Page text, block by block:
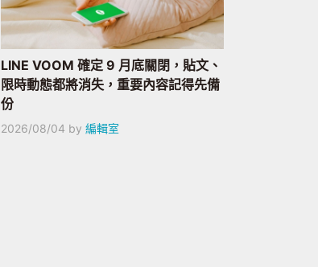
LINE VOOM 確定 9 月底關閉，貼文、
限時動態都將消失，重要內容記得先備
份
2026/08/04 by 編輯室